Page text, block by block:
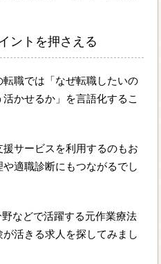
ントを押さえる
職では「なぜ転職したいの
かせるか」を言語化するこ
サービスを利用するのもお
適職診断にもつながるでし
などで活躍する元作業療法
活きる求人を探してみまし